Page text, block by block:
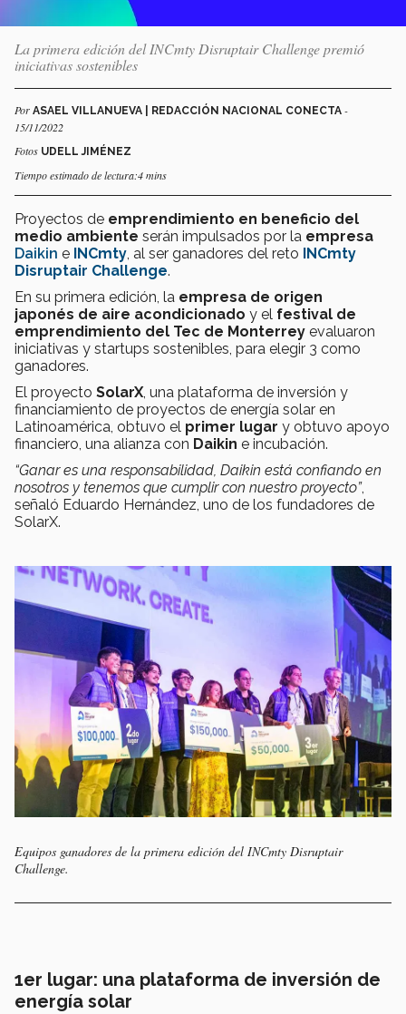
La primera edición del INCmty Disruptair Challenge premió
iniciativas sostenibles
Por ASAEL VILLANUEVA | REDACCIÓN NACIONAL CONECTA -
15/11/2022
Fotos UDELL JIMÉNEZ
Tiempo estimado de lectura:4 mins
Proyectos de emprendimiento en beneficio del
medio ambiente serán impulsados por la empresa
Daikin e INCmty , al ser ganadores del reto INCmty
Disruptair Challenge.
En su primera edición, la empresa de origen
japonés de aire acondicionado y el festival de
emprendimiento del Tec de Monterrey evaluaron
iniciativas y startups sostenibles, para elegir 3 como
ganadores.
El proyecto SolarX, una plataforma de inversión y
financiamiento de proyectos de energía solar en
Latinoamérica, obtuvo el primer lugar y obtuvo apoyo
financiero, una alianza con Daikin e incubación.
“Ganar es una responsabilidad, Daikin está confiando en
nosotros y tenemos que cumplir con nuestro proyecto”,
señaló Eduardo Hernández, uno de los fundadores de
SolarX.
Equipos ganadores de la primera edición del INCmty Disruptair
Challenge.
1er lugar: una plataforma de inversión de
energía solar